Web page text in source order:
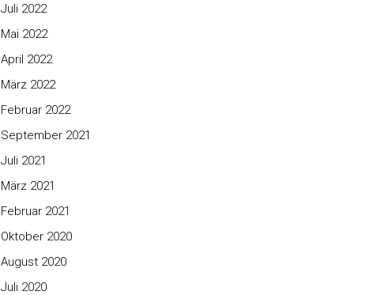
Juli 2022
Mai 2022
April 2022
März 2022
Februar 2022
September 2021
Juli 2021
März 2021
Februar 2021
Oktober 2020
August 2020
Juli 2020